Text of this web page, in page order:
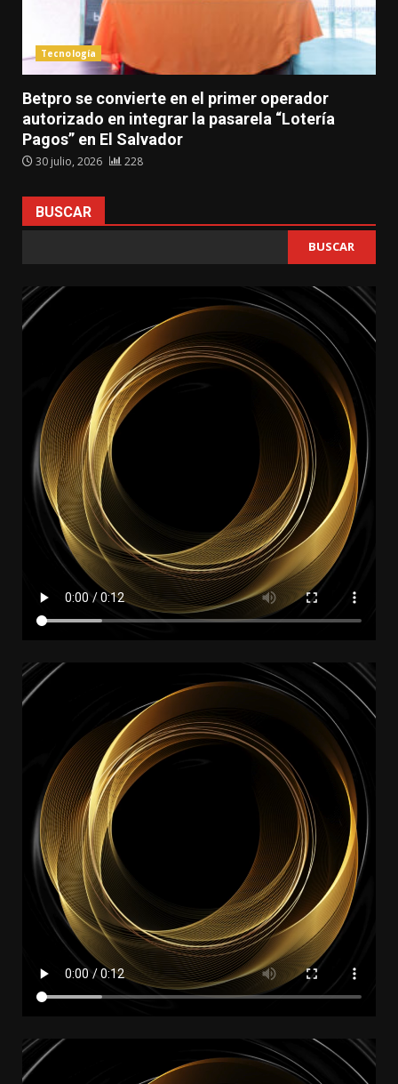
Tecnología
Betpro se convierte en el primer operador
autorizado en integrar la pasarela “Lotería
Pagos” en El Salvador
30 julio, 2026 228
BUSCAR
BUSCAR